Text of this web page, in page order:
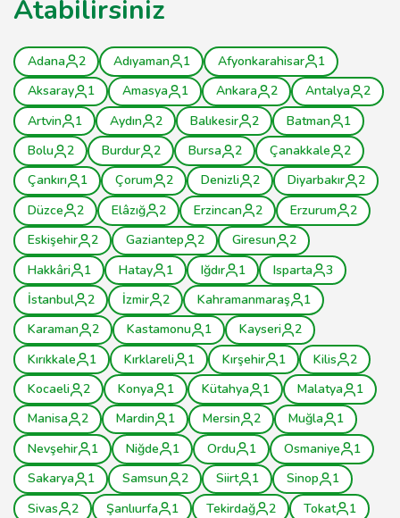
Atabilirsiniz
Adana 2 Adıyaman 1 Afyonkarahisar
1
Aksaray
1 Amasya 1 Ankara 2 Antalya
2
Artvin
1 Aydın 2 Balıkesir 2 Batman
1
Bolu
2 Burdur 2 Bursa 2 Çanakkale
2
Çankırı
1 Çorum 2 Denizli 2 Diyarbakır
2
Düzce
2 Elâzığ 2 Erzincan 2 Erzurum
2
Eskişehir
2 Gaziantep 2 Giresun
2
Hakkâri
1 Hatay 1 Iğdır 1 Isparta
3
İstanbul
2 İzmir 2 Kahramanmaraş
1
Karaman
2 Kastamonu 1 Kayseri
2
Kırıkkale
1 Kırklareli 1 Kırşehir 1 Kilis
2
Kocaeli
2 Konya 1 Kütahya 1 Malatya
1
Manisa
2 Mardin 1 Mersin 2 Muğla
1
Nevşehir
1 Niğde 1 Ordu 1 Osmaniye
1
Sakarya
1 Samsun 2 Siirt 1 Sinop
1
Sivas
2 Şanlıurfa 1 Tekirdağ 2 Tokat
1